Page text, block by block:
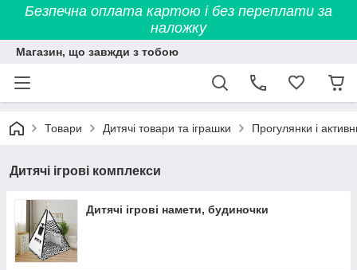
Безпечна оплата картою і без переплати за
наложку
Магазин, що завжди з тобою
Товари Дитячі товари та іграшки Прогулянки і
Дитячі ігрові комплекси
Дитячі ігрові намети, будиночки